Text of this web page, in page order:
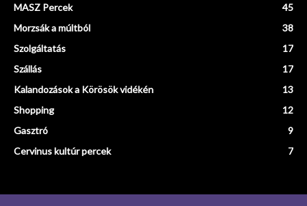
MASZ Percek
45
Morzsák a múltból
38
Szolgáltatás
17
Szállás
17
Kalandozások a Körösök vidékén
13
Shopping
12
Gasztró
9
Cervinus kultúr percek
7